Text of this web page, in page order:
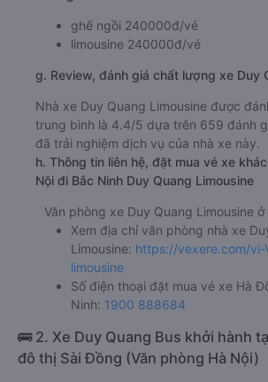
f. Giá vé giá xe khách đi Bắc Ninh từ Hà
limousine 240000đ/vé
g. Review, đánh giá chất lượng xe Duy
Nhà xe Duy Quang Limousine được
trung bình là 4.4/5 dựa trên 659 đánh
đã trải nghiệm dịch vụ của nhà xe này.
h. Thông tin liên hệ, đặt mua vé xe
Nội đi Bắc Ninh Duy Quang Limousine
Văn phòng xe Duy Quang Limousine
Xem địa chỉ văn phòng nhà xe
Limousine: https://vexere.com/vi-
limousine
Số điện thoại đặt mua vé xe Hà
Ninh: 1900 888684